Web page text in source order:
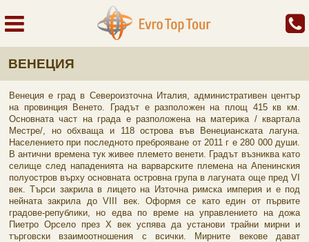
ВЕНЕЦИЯ
Венеция е град в Североизточна Италия, административен център
на провинция Венето. Градът е разположен на площ 415 кв км.
Основната част на града е разположена на материка / квартала
Местре/, но обхваща и 118 острова във Венецианската лагуна.
Населението при последното преброяване от 2011 г е 280 000 души.
В антични времена тук живее племето венети. Градът възниква като
селище след нападенията на варварските племена на Апенинския
полуостров върху основната островна група в лагуната още пред VI
век. Търси закрила в лицето на Източна римска империя и е под
нейната закрила до VIII век. Оформя се като един от първите
градове-републики, но едва по време на управлението на дожа
Пиетро Орсело през Х век успява да установи трайни мирни и
търговски взаимоотношения с всички. Мирните векове дават